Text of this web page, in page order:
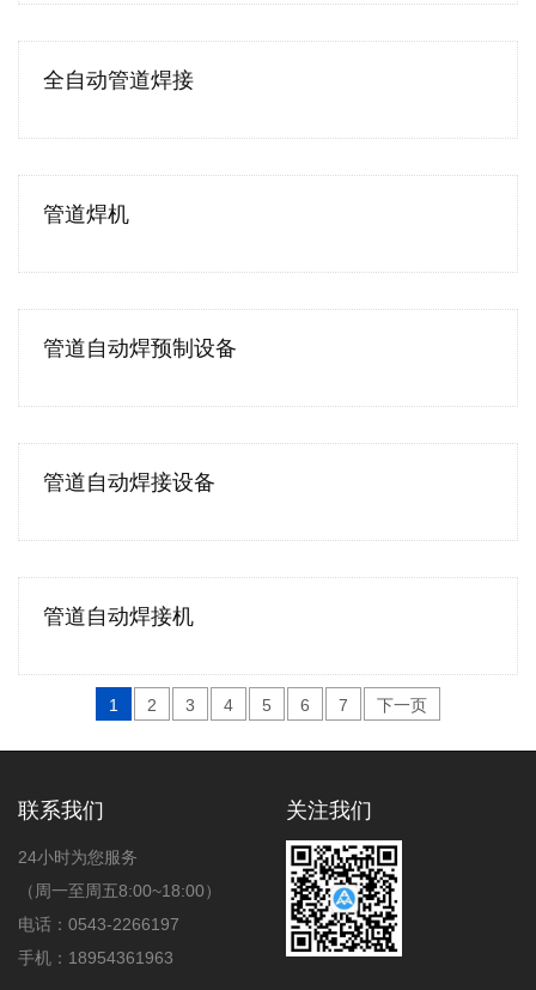
全自动管道焊接
管道焊机
管道自动焊预制设备
管道自动焊接设备
管道自动焊接机
1 2 3 4 5 6 7 下一页
联系我们
24小时为您服务
（周一至周五8:00~18:00）
电话：0543-2266197
手机：18954361963
关注我们